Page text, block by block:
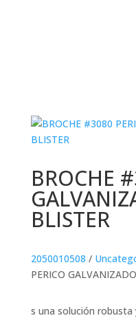
BROCHE
BLISTER
2050010508 /
PERICO
s una solución